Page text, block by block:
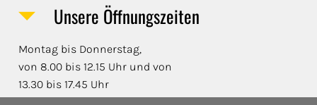
Unsere Öffnungszeiten
Montag bis Donnerstag,
von 8.00 bis 12.15 Uhr und von
13.30 bis 17.45 Uhr